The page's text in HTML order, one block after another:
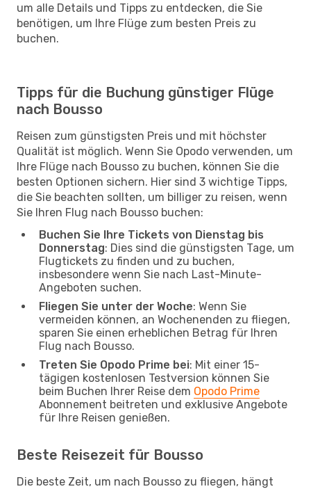
um alle Details und Tipps zu entdecken, die Sie
benötigen, um Ihre Flüge zum besten Preis zu
buchen.
Tipps für die Buchung günstiger Flüge
nach Bousso
Reisen zum günstigsten Preis und mit höchster
Qualität ist möglich. Wenn Sie Opodo verwenden, um
Ihre Flüge nach Bousso zu buchen, können Sie die
besten Optionen sichern. Hier sind 3 wichtige Tipps,
die Sie beachten sollten, um billiger zu reisen, wenn
Sie Ihren Flug nach Bousso buchen:
Buchen Sie Ihre Tickets von Dienstag bis
Donnerstag: Dies sind die günstigsten Tage, um
Flugtickets zu finden und zu buchen,
insbesondere wenn Sie nach Last-Minute-
Angeboten suchen.
Fliegen Sie unter der Woche: Wenn Sie
vermeiden können, an Wochenenden zu fliegen,
sparen Sie einen erheblichen Betrag für Ihren
Flug nach Bousso.
Treten Sie Opodo Prime bei: Mit einer 15-
tägigen kostenlosen Testversion können Sie
beim Buchen Ihrer Reise dem Opodo Prime
Abonnement beitreten und exklusive Angebote
für Ihre Reisen genießen.
Beste Reisezeit für Bousso
Die beste Zeit, um nach Bousso zu fliegen, hängt